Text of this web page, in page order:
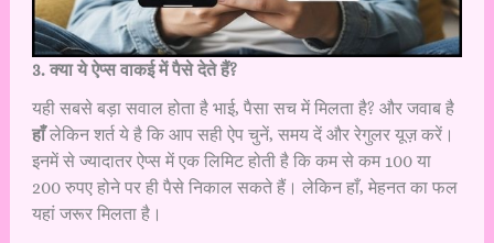
3. क्या ये ऐप्स वाकई में पैसे देते हैं?
यही सबसे बड़ा सवाल होता है भाई, पैसा सच में मिलता है? और जवाब है
हाँलेकिन शर्त ये है कि आप सही ऐप चुनें, समय दें और रेगुलर यूज़ करें।
इनमें से ज्यादातर ऐप्स में एक लिमिट होती है कि कम से कम 100 या
200 रुपए होने पर ही पैसे निकाल सकते हैं। लेकिन हाँ, मेहनत का फल
यहां जरूर मिलता है।